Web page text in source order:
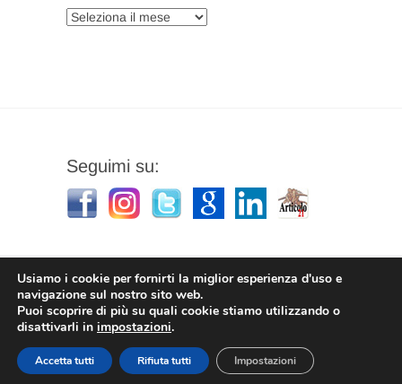
Archivi
Seguimi su:
Stefano Corradino
Usiamo i cookie per fornirti la miglior esperienza d'uso e
navigazione sul nostro sito web.
Puoi scoprire di più su quali cookie stiamo utilizzando o
disattivarli in impostazioni.
Accetta tutti Rifiuta tutti Impostazioni